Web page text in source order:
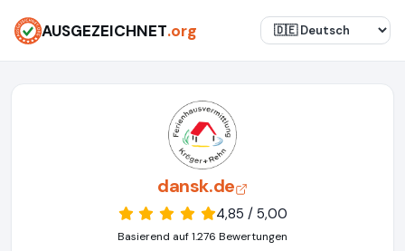
AUSGEZEICHNET.org
dansk.de
4,85 / 5,00
Basierend auf 1.276 Bewertungen